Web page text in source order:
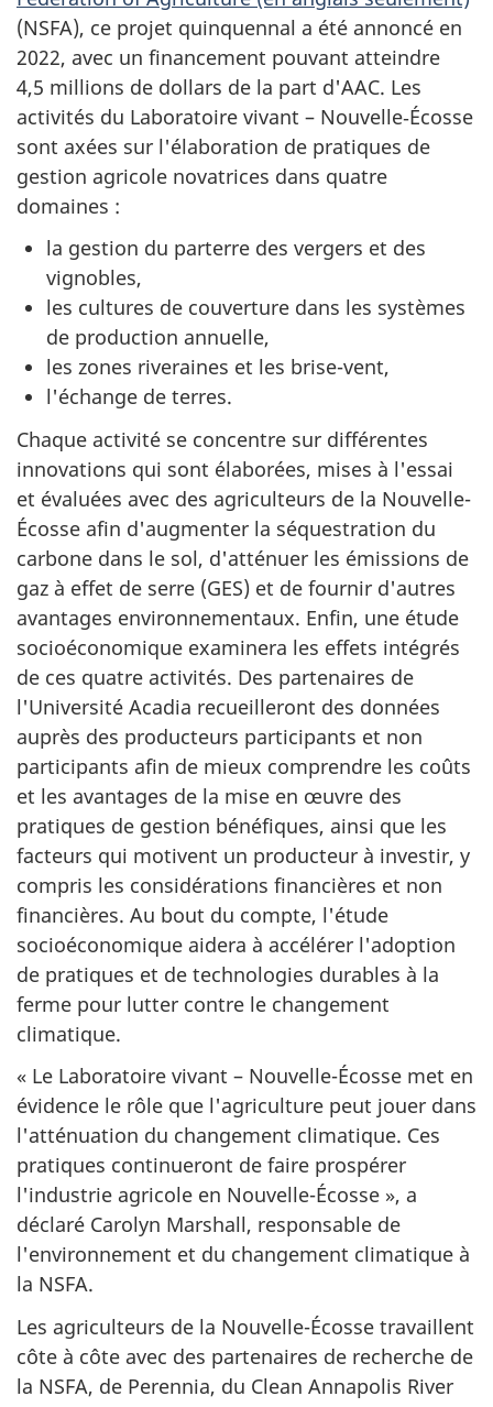
(NSFA), ce projet quinquennal a été annoncé en
2022, avec un financement pouvant atteindre
4,5 millions de dollars de la part d'AAC. Les
activités du Laboratoire vivant – Nouvelle‐Écosse
sont axées sur l'élaboration de pratiques de
gestion agricole novatrices dans quatre
domaines :
la gestion du parterre des vergers et des
vignobles,
les cultures de couverture dans les systèmes
de production annuelle,
les zones riveraines et les brise-vent,
l'échange de terres.
Chaque activité se concentre sur différentes
innovations qui sont élaborées, mises à l'essai
et évaluées avec des agriculteurs de la Nouvelle-
Écosse afin d'augmenter la séquestration du
carbone dans le sol, d'atténuer les émissions de
gaz à effet de serre (GES) et de fournir d'autres
avantages environnementaux. Enfin, une étude
socioéconomique examinera les effets intégrés
de ces quatre activités. Des partenaires de
l'Université Acadia recueilleront des données
auprès des producteurs participants et non
participants afin de mieux comprendre les coûts
et les avantages de la mise en œuvre des
pratiques de gestion bénéfiques, ainsi que les
facteurs qui motivent un producteur à investir, y
compris les considérations financières et non
financières. Au bout du compte, l'étude
socioéconomique aidera à accélérer l'adoption
de pratiques et de technologies durables à la
ferme pour lutter contre le changement
climatique.
« Le Laboratoire vivant – Nouvelle-Écosse met en
évidence le rôle que l'agriculture peut jouer dans
l'atténuation du changement climatique. Ces
pratiques continueront de faire prospérer
l'industrie agricole en Nouvelle-Écosse », a
déclaré Carolyn Marshall, responsable de
l'environnement et du changement climatique à
la NSFA.
Les agriculteurs de la Nouvelle-Écosse travaillent
côte à côte avec des partenaires de recherche de
la NSFA, de Perennia, du Clean Annapolis River